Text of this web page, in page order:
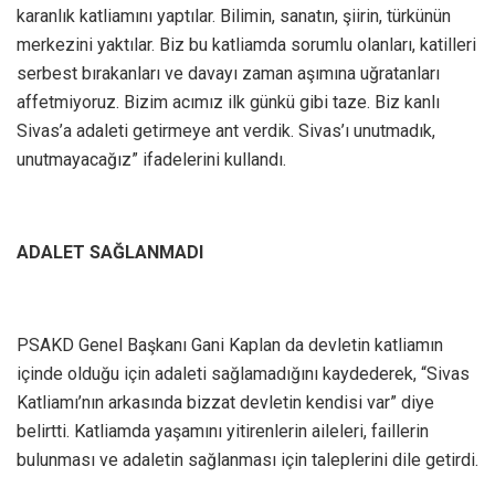
karanlık katliamını yaptılar. Bilimin, sanatın, şiirin, türkünün
merkezini yaktılar. Biz bu katliamda sorumlu olanları, katilleri
serbest bırakanları ve davayı zaman aşımına uğratanları
affetmiyoruz. Bizim acımız ilk günkü gibi taze. Biz kanlı
Sivas’a adaleti getirmeye ant verdik. Sivas’ı unutmadık,
unutmayacağız” ifadelerini kullandı.
ADALET SAĞLANMADI
PSAKD Genel Başkanı Gani Kaplan da devletin katliamın
içinde olduğu için adaleti sağlamadığını kaydederek, “Sivas
Katliamı’nın arkasında bizzat devletin kendisi var” diye
belirtti. Katliamda yaşamını yitirenlerin aileleri, faillerin
bulunması ve adaletin sağlanması için taleplerini dile getirdi.